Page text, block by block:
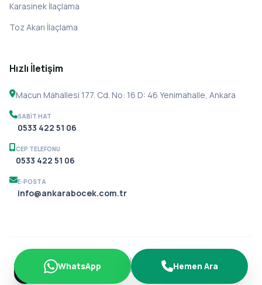
Karasinek İlaçlama
Toz Akarı İlaçlama
Hızlı İletişim
Macun Mahallesi 177. Cd. No: 16 D: 46 Yenimahalle, Ankara
SABIT HAT
0533 422 51 06
CEP TELEFONU
0533 422 51 06
E-POSTA
info@ankarabocek.com.tr
© 2026 Ankara Böcek İlaçlama. Tüm hakları saklıdır.
Gizlilik Politikası
Çerezler
WhatsApp Hemen Ara